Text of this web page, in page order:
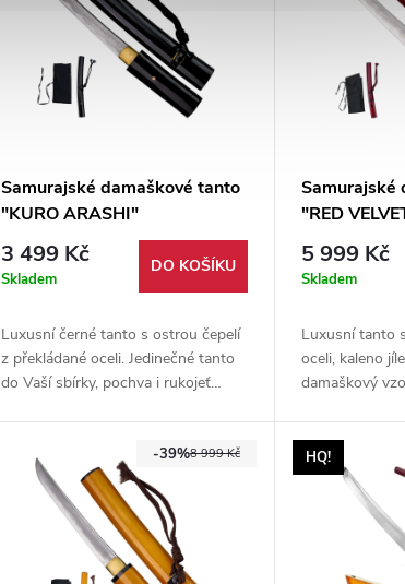
Samurajské damaškové tanto
"KURO ARASHI"
3 499 Kč
Skladem
DO KOŠÍKU
Luxusní černé tanto s ostrou čepelí
z překládané oceli. Jedinečné tanto
do Vaší sbírky, pochva i rukojeť
Samurajské
"RED
5 999 Kč
Skladem
Luxusní tanto
oceli, kaleno
damaškový
8 999 Kč
-39% HQ!